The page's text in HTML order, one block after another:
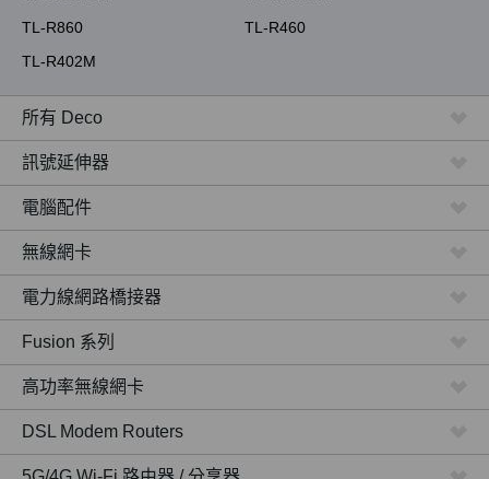
TL-R860
TL-R460
TL-R402M
所有 Deco
訊號延伸器
電腦配件
無線網卡
電力線網路橋接器
Fusion 系列
高功率無線網卡
DSL Modem Routers